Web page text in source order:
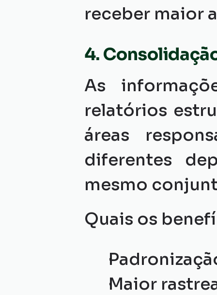
receber maior
4.
As
relatórios
áreas
diferentes
mesmo
Quais os
Maior